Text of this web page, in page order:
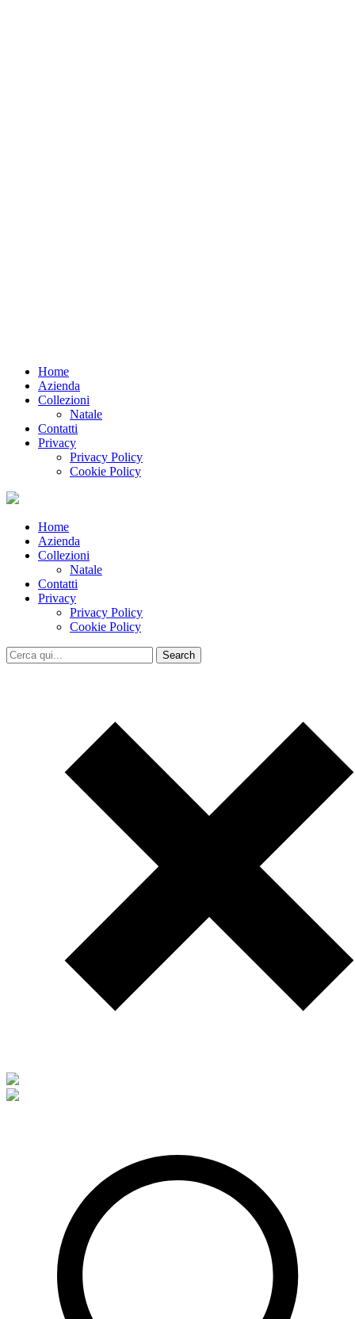
Home
Azienda
Collezioni
Natale
Contatti
Privacy
Privacy Policy
Cookie Policy
Home
Azienda
Collezioni
Natale
Contatti
Privacy
Privacy Policy
Cookie Policy